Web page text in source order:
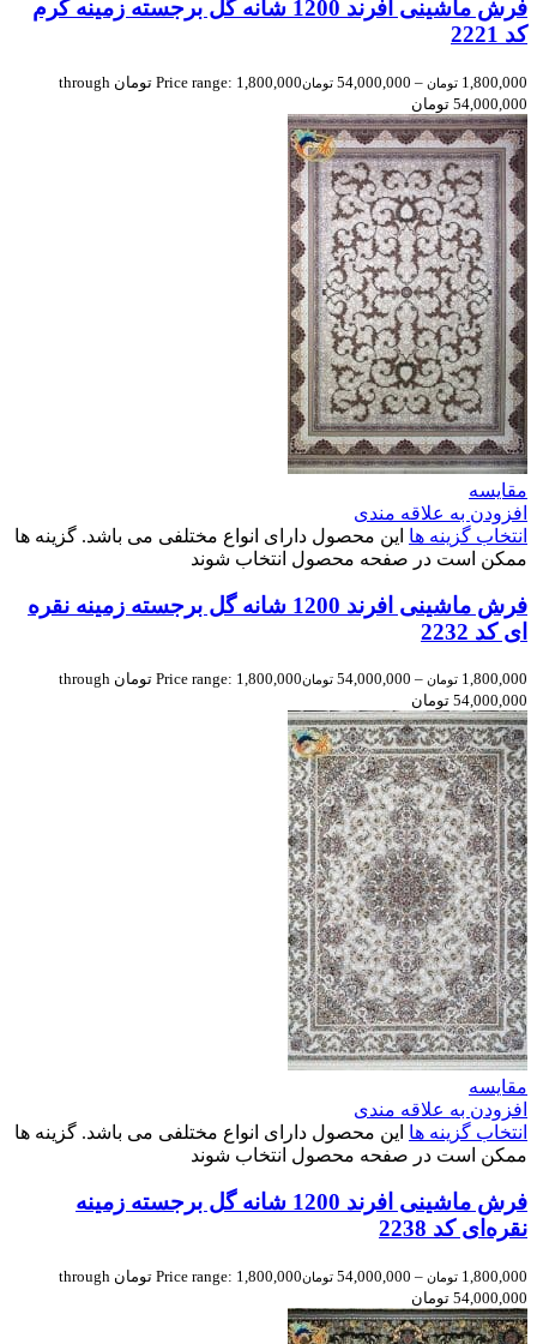
فرش ماشینی افرند 1200 شانه گل برجسته زمینه کرم
کد 2221
1,800,000 تومان –
54,000,000 تومان
Price range: 1,800,000 تومان through
54,000,000 تومان
مقایسه
افزودن به علاقه مندی
انتخاب گزینه ها این محصول دارای انواع مختلفی می باشد. گزینه ها
ممکن است در صفحه محصول انتخاب شوند
فرش ماشینی افرند 1200 شانه گل برجسته زمینه نقره
ای کد 2232
1,800,000 تومان –
54,000,000 تومان
Price range: 1,800,000 تومان through
54,000,000 تومان
مقایسه
افزودن به علاقه مندی
انتخاب گزینه ها این محصول دارای انواع مختلفی می باشد. گزینه ها
ممکن است در صفحه محصول انتخاب شوند
فرش ماشینی افرند 1200 شانه گل برجسته زمینه
نقره‌ای کد 2238
1,800,000 تومان –
54,000,000 تومان
Price range: 1,800,000 تومان through
54,000,000 تومان